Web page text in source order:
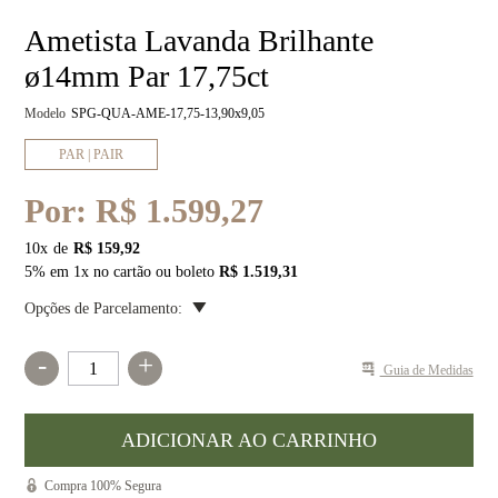
Ametista Lavanda Brilhante
ø14mm Par 17,75ct
Modelo SPG-QUA-AME-17,75-13,90x9,05
PAR | PAIR
Por:R$ 1.599,27
10x
R$ 159,92
5% em 1x no cartão ou boletoR$ 1.519,31
Opções de Parcelamento:
- + Guia de Medidas
Compra 100% Segura